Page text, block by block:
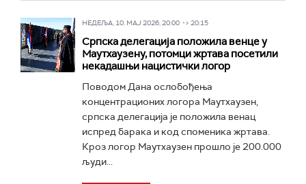
НЕДЕЉА, 10. МАЈ 2026, 20:00 -> 20:15
Српска делегација положила венце у
Маутхаузену, потомци жртава посетили
некадашњи нацистички логор
Поводом Дана ослобођења
концентрационих логора Маутхаузен,
српска делегација је положила венац
испред барака и код споменика жртава.
Кроз логор Маутхаузен прошло је 200.000
људи...